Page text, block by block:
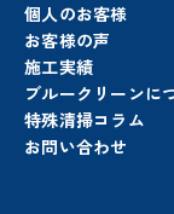
個人のお客様
お客様の声
施工実績
ブルークリーンに
特殊清掃コラム
お問い合わせ